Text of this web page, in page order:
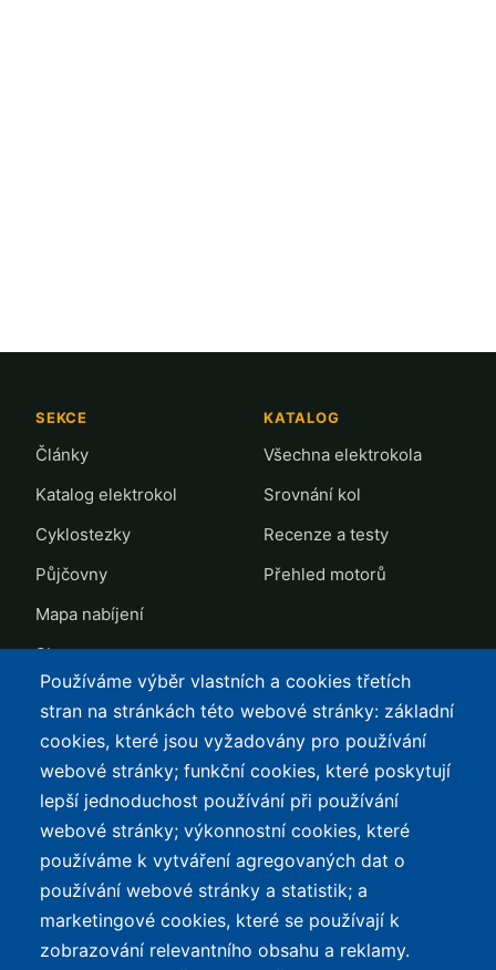
SEKCE
Články
Katalog elektrokol
Cyklostezky
Půjčovny
Mapa nabíjení
Slevy
KATALOG
Všechna elektrokola
Srovnání kol
Recenze a testy
Přehled motorů
TOP LISTY Z DAT
Přehled top listů
Nejlehčí elektrokola
Největší dojezd
Nejlevnější s Bosch CX
Největší poklesy cen
Nejlepší poměr
SERVIS
Kontakt
Podmínky užívání a
ochrana osobních údajů
e-Biker Point
Mapa stránek
Používáme výběr vlastních a cookies třetích
stran na stránkách této webové stránky: základní
cookies, které jsou vyžadovány pro používání
webové stránky; funkční cookies, které poskytují
lepší jednoduchost používání při používání
webové stránky; výkonnostní cookies, které
používáme k vytváření agregovaných dat o
používání webové stránky a statistik; a
marketingové cookies, které se používají k
zobrazování relevantního obsahu a reklamy.